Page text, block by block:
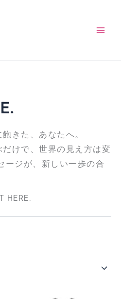
きた、あなたへ。
けで、世界の見え方は変
ージが、新しい一歩の合
HERE.